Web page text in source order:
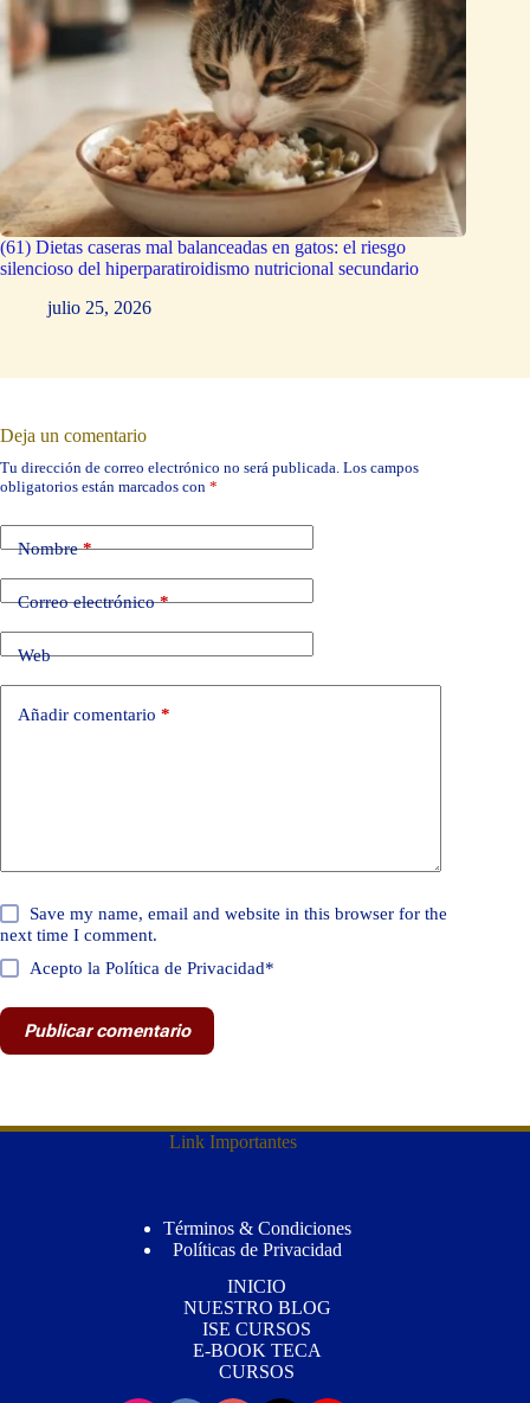
(61) Dietas caseras mal balanceadas en gatos: el riesgo
silencioso del hiperparatiroidismo nutricional secundario
julio 25, 2026
Deja un comentario
Tu dirección de correo electrónico no será publicada. Los campos
obligatorios están marcados con *
Nombre*
Correo electrónico*
Web
Añadir comentario *
Save my name, email and website in this browser for the
next time I comment.
Acepto la Política de Privacidad*
Publicar comentario
Link Importantes
Términos & Condiciones
Políticas de Privacidad
INICIO
NUESTRO BLOG
ISE CURSOS
E-BOOK TECA
CURSOS